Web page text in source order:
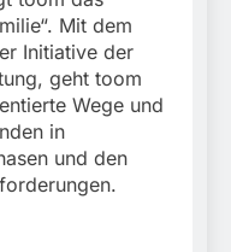
Mit dem
Initiative der
geht toom
Wege und
in
und den